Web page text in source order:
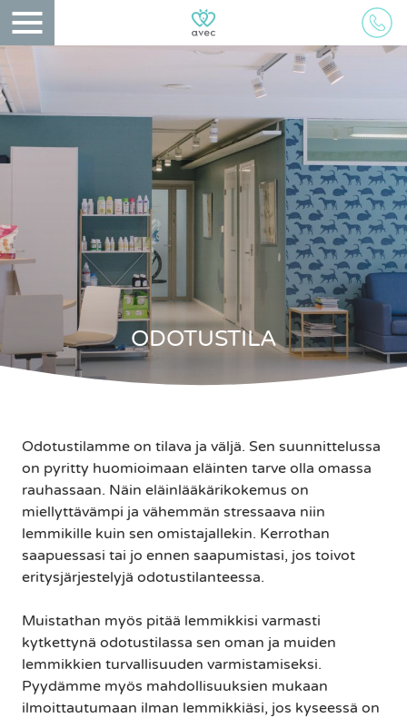
ODOTUSTILA
Odotustilamme on tilava ja väljä. Sen suunnittelussa
on pyritty huomioimaan eläinten tarve olla omassa
rauhassaan. Näin eläinlääkärikokemus on
miellyttävämpi ja vähemmän stressaava niin
lemmikille kuin sen omistajallekin. Kerrothan
saapuessasi tai jo ennen saapumistasi, jos toivot
eritysjärjestelyjä odotustilanteessa.
Muistathan myös pitää lemmikkisi varmasti
kytkettynä odotustilassa sen oman ja muiden
lemmikkien turvallisuuden varmistamiseksi.
Pyydämme myös mahdollisuuksien mukaan
ilmoittautumaan ilman lemmikkiäsi, jos kyseessä on